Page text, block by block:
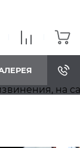
на сайте